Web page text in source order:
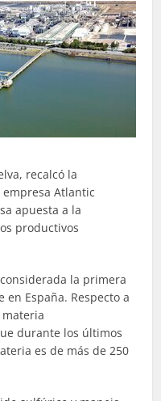
recalcó la
Atlantic
apuesta a la
productivos
la primera
España. Respecto a
durante los últimos
es de más de 250